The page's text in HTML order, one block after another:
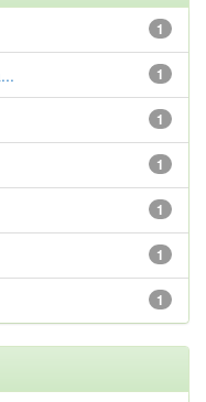
1
1
1
1
1
1
1